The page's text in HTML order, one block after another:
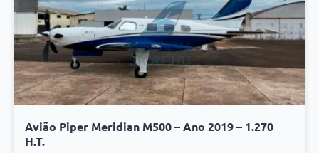
Avião Piper Meridian M500 – Ano 2019 – 1.270
H.T.